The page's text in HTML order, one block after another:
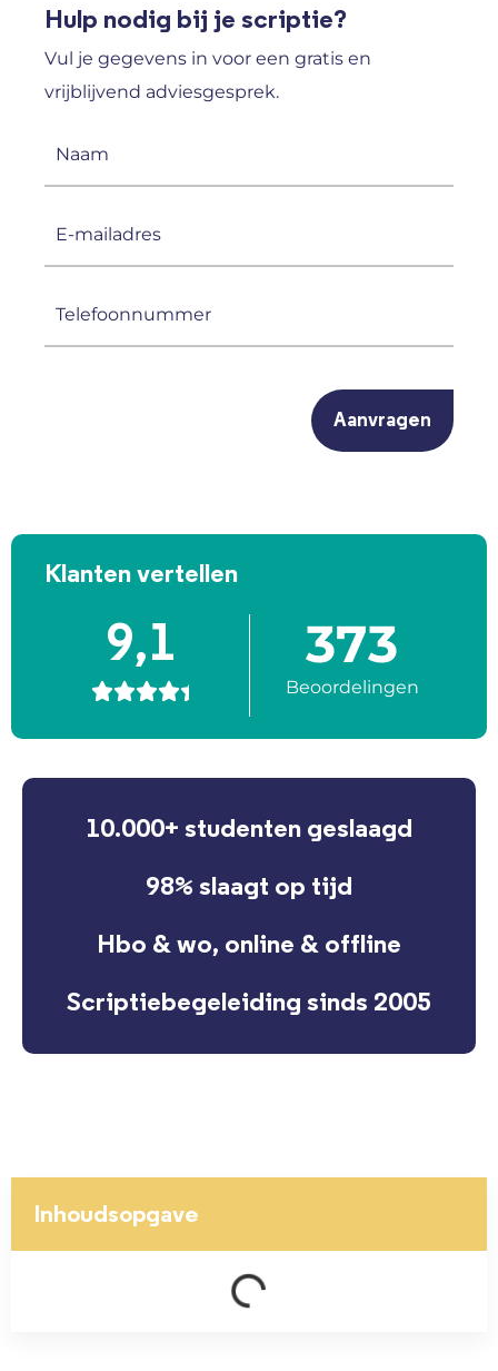
Hulp nodig bij je scriptie?
Vul je gegevens in voor een gratis en
vrijblijvend adviesgesprek.
Klanten vertellen
9,1

373
Beoordelingen
10.000+ studenten geslaagd
98% slaagt op tijd
Hbo & wo, online & offline
Scriptiebegeleiding sinds 2005
Inhoudsopgave